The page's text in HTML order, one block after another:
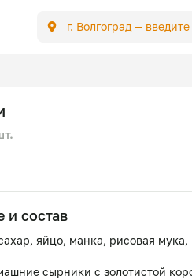
г. Волгоград —
и состав
яйцо, манка, рисовая мука,
сырники с золотистой